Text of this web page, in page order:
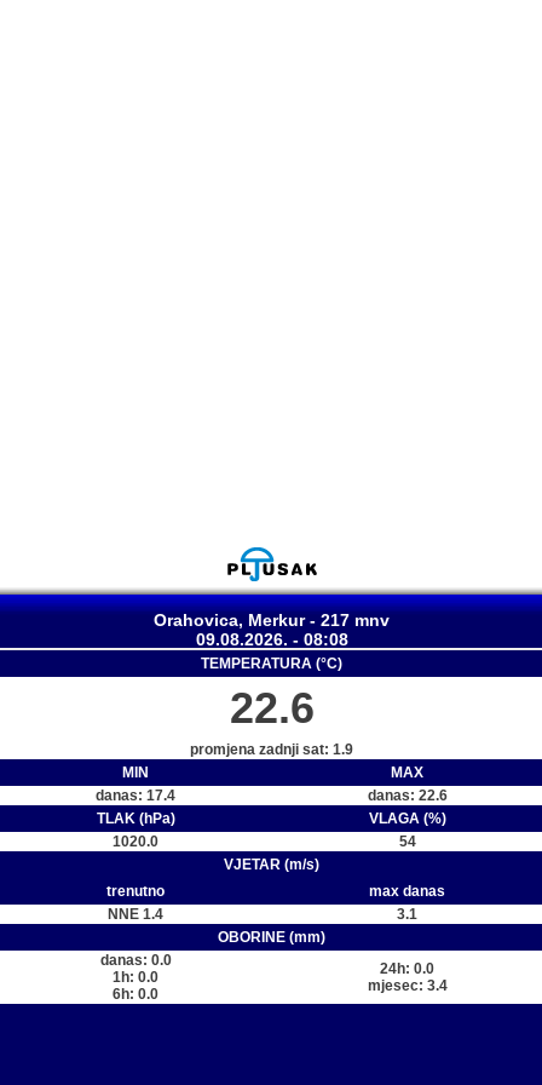
Orahovica, Merkur - 217 mnv
09.08.2026. - 08:08
TEMPERATURA (°C)
22.6
promjena zadnji sat: 1.9
MIN
MAX
danas: 17.4
danas: 22.6
TLAK (hPa)
VLAGA (%)
1020.0
54
VJETAR (m/s)
trenutno
max danas
NNE 1.4
3.1
OBORINE (mm)
danas: 0.0
1h: 0.0
6h: 0.0
24h: 0.0
mjesec: 3.4